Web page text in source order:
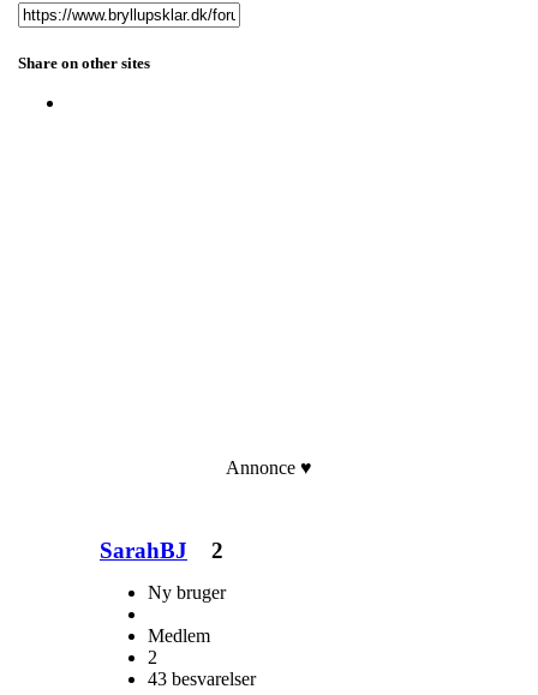
Share on other sites
Annonce ♥
SarahBJ 2
Ny bruger
Medlem
2
43 besvarelser